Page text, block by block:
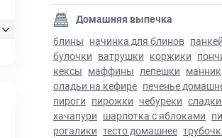
Домашняя выпечка
блины начинка для блинов
булочки ватрушки коржики
кексы маффины лепешки манник
оладьи на кефире печенье
пироги пирожки чебуреки
хачапури шарлотка с яблоками
рогалики тесто домашнее